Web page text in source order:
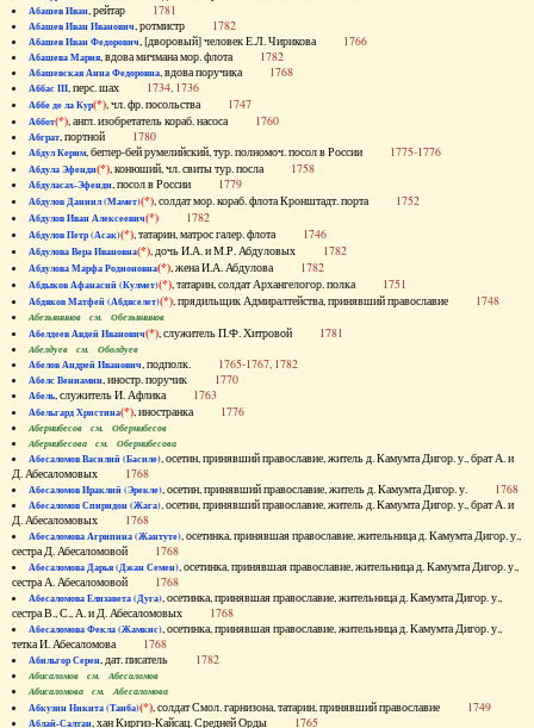
Абашев Иван, рейтар 1781
Абашев Иван Иванович, ротмистр 1782
Абашев Иван Федорович, [дворовый] человек Е.Л. Чирикова 1766
Абашева Мария, вдова мичмана мор. флота 1782
Абашевская Анна Федоровна, вдова поручика 1768
Аббас III, перс. шах 1734, 1736
Аббе де ла Кур(*), чл. фр. посольства 1747
Аббот(*), англ. изобретатель кораб. насоса 1760
Абграт, портной 1780
Абдул Керим, беглер-бей румелийский, тур. полномоч. посол в России 1775-1776
Абдула Эфенди(*), конюший, чл. свиты тур. посла 1758
Абдуласах-Эфенди, посол в России 1779
Абдулов Даниил (Мамет)(*), солдат мор. кораб. флота Кронштадт. порта 1752
Абдулов Иван Алексеевич(*) 1782
Абдулов Петр (Асак)(*), татарин, матрос галер. флота 1746
Абдулова Вера Ивановна(*), дочь И.А. и М.Р. Абдуловых 1782
Абдулова Марфа Родионовна(*), жена И.А. Абдулова 1782
Абдыков Афанасий (Кулмет)(*), татарин, солдат Архангелогор. полка 1751
Абдяков Матфей (Абдяселет)(*), прядильщик Адмиралтейства, принявший православие 1748
Абезьянинов см. Обезьянинов
Абелдеев Авдей Иванович(*), служитель П.Ф. Хитровой 1781
Абелдуев см. Оболдуев
Абелов Андрей Иванович, подполк. 1765-1767, 1782
Абелс Вениамин, иностр. поручик 1770
Абель, служитель И. Афлика 1763
Абельгард Христина(*), иностранка 1776
Абернибесов см. Обернибесов
Абернибесова см. Обернибесова
Абесаломов Василий (Басиле), осетин, принявший православие, житель д. Камумта Дигор. у., брат А. и
Д. Абесаломовых 1768
Абесаломов Ираклий (Эрекле), осетин, принявший православие, житель д. Камумта Дигор. у. 1768
Абесаломов Спиридон (Жага), осетин, принявший православие, житель д. Камумта Дигор. у., брат А. и
Д. Абесаломовых 1768
Абесаломова Агрипина (Жантуте), осетинка, принявшая православие, жительница д. Камумта Дигор. у.,
сестра Д. Абесаломовой 1768
Абесаломова Дарья (Джан Семен), осетинка, принявшая православие, жительница д. Камумта Дигор. у.,
сестра А. Абесаломовой 1768
Абесаломова Елизавета (Дуга), осетинка, принявшая православие, жительница д. Камумта Дигор. у.,
сестра В., С., А. и Д. Абесаломовых 1768
Абесаломова Фекла (Жамкис), осетинка, принявшая православие, жительница д. Камумта Дигор. у.,
тетка И. Абесаломова 1768
Абильгор Серен, дат. писатель 1782
Абисаломов см. Абесаломов
Абисаломова см. Абесаломова
Абкузин Никита (Танба)(*), солдат Смол. гарнизона, татарин, принявший православие 1749
Аблай-Салтан, хан Киргиз-Кайсац. Средней Орды 1765